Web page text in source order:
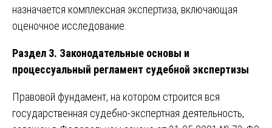
назначается комплексная экспертиза, включающая
оценочное исследование.
Раздел 3. Законодательные основы и
процессуальный регламент судебной экспертизы
Правовой фундамент, на котором строится вся
государственная судебно-экспертная деятельность,